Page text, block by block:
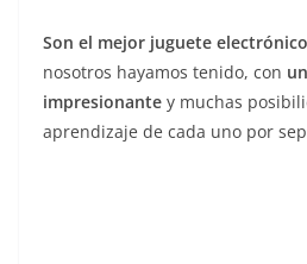
Son el mejor juguete
nosotros hayamos tenido, con
impresionante y muchas
aprendizaje de cada uno por